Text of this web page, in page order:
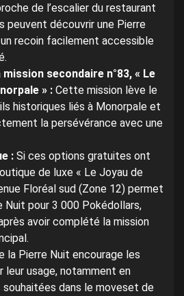
de l’escalier du restaurant
peuvent découvrir une Pierre
recoin facilement accessible
secondaire n°83, « Le
» : Cette mission lève le
historiques liés à Monorpale et
la persévérance avec une
: Si ces options gratuites ont
de luxe « Le Joyau de
Floréal sud (Zone 12) permet
Nuit pour 3 000 Pokédollars,
avoir complété la mission
la Pierre Nuit encourage les
leur usage, notamment en
dans le moveset de